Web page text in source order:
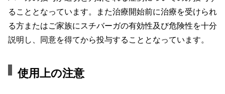
ることとなっています。また治療開始前に治療を受けられ
る方またはご家族にスチバーガの有効性及び危険性を十分
説明し、同意を得てから投与することとなっています。
使用上の注意